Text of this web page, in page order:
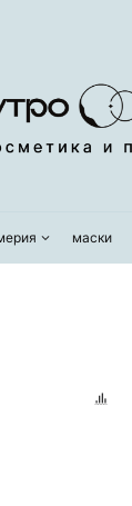
маски